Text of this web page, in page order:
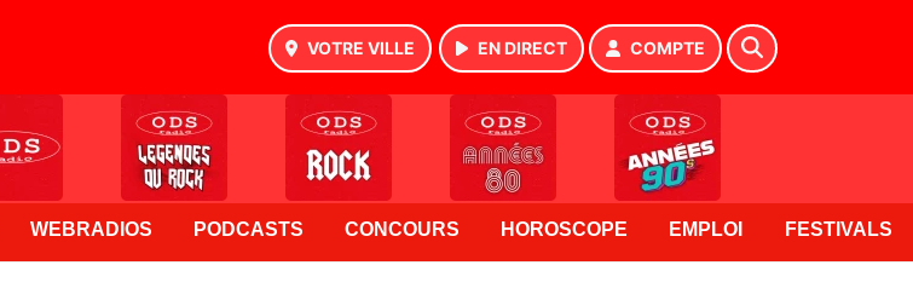
VOTRE VILLE EN DIRECT COMPTE
WEBRADIOS PODCASTS CONCOURS HOROSCOPE EMPLOI FESTIVALS